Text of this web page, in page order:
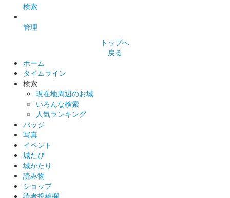
配布終了
令和元年6月27日（木）から令和2年2月2日（日）に開催された
〈「ニッポン城めぐり」×「リョーマの休日〜自然＆体験キャン
ペーン〜」土佐の城 御城印ラリー！〉にて高知県内7か所の全ス
岡豊城 御城印
検索
管理
トップへ
戻る
ホーム
タイムライン
検索
現在地周辺のお城
いろんな検索
人気ランキング
バッジ
写真
イベント
城たび
城がたり
読み物
ショップ
読者投稿欄